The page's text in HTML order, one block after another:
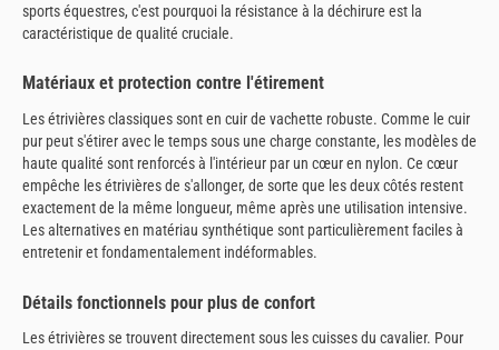
sports équestres, c'est pourquoi la résistance à la déchirure est la
caractéristique de qualité cruciale.
Matériaux et protection contre l'étirement
Les étrivières classiques sont en cuir de vachette robuste. Comme le cuir
pur peut s'étirer avec le temps sous une charge constante, les modèles de
haute qualité sont renforcés à l'intérieur par un cœur en nylon. Ce cœur
empêche les étrivières de s'allonger, de sorte que les deux côtés restent
exactement de la même longueur, même après une utilisation intensive.
Les alternatives en matériau synthétique sont particulièrement faciles à
entretenir et fondamentalement indéformables.
Détails fonctionnels pour plus de confort
Les étrivières se trouvent directement sous les cuisses du cavalier. Pour